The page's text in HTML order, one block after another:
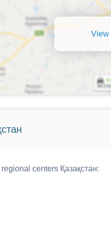
View
centers Қазақстан: